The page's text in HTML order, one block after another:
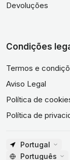
Devoluções
Condições
Termos e
Aviso Legal
Política de
Política de
Portugal
Português